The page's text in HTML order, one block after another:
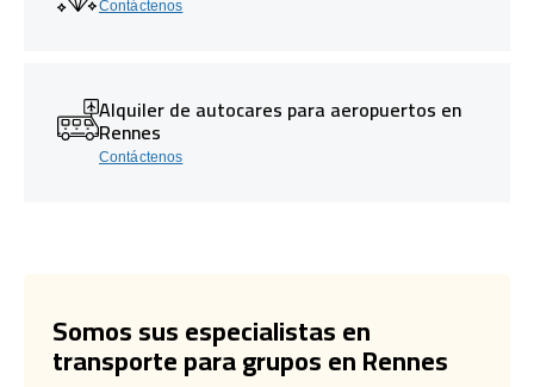
Contáctenos
Alquiler de autocares para aeropuertos en
Rennes
Contáctenos
Somos sus especialistas en
transporte para grupos en Rennes